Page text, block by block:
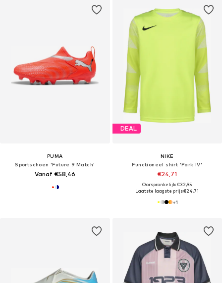
PUMA
Sportschoen 'Future 9 Match'
Vanaf €58,46
DEAL
NIKE
Functioneel shirt 'Park IV'
€24,71
Oorspronkelijk: €32,95
Laatste laagste prijs:€24,71
+1